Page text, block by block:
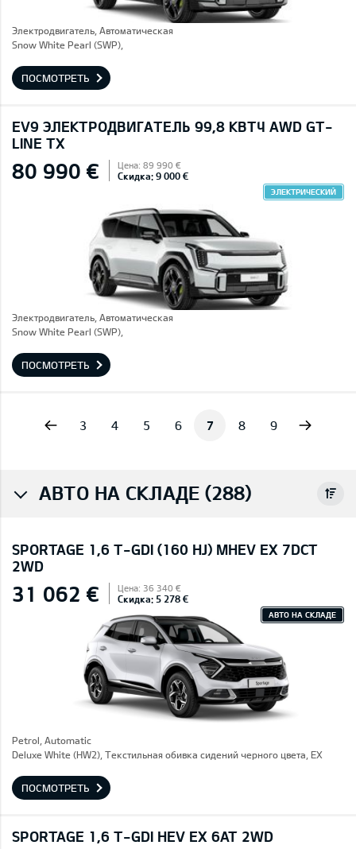
Электродвигатель, Автоматическая
Snow White Pearl (SWP),
ПОСМОТРЕТЬ
EV9 ЭЛЕКТРОДВИГАТЕЛЬ 99,8 КВТЧ AWD GT-
LINE TX
80 990 € Цена: 89 990 €
Скидка: 9 000 €
ЭЛЕКТРИЧЕСКИЙ
Электродвигатель, Автоматическая
Snow White Pearl (SWP),
ПОСМОТРЕТЬ
3 4 5 6 7 8 9
АВТО НА СКЛАДЕ (288)
SPORTAGE 1,6 T-GDI (160 HJ) MHEV EX 7DCT
2WD
31 062 € Цена: 36 340 €
Скидка: 5 278 €
АВТО НА СКЛАДЕ
Petrol, Automatic
Deluxe White (HW2), Текстильная обивка сидений черного цвета, EX
ПОСМОТРЕТЬ
SPORTAGE 1,6 T-GDI HEV EX 6AT 2WD